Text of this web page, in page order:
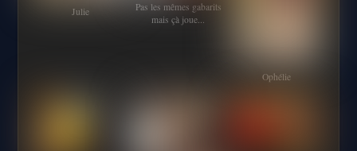
Julie
Pas les mêmes gabarits
mais çà joue...
Ophélie